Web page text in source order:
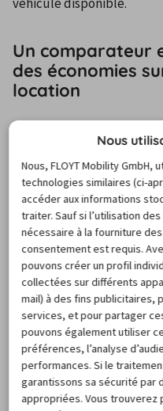
Un comparateur
des économies
location
Le site en ligne
comparateur d'offres de
rapide. En quelques clics
offres disponibles qui
recherches, aux meilleurs
répertoriées dans 170
bénéficier d'une infoline
ainsi que d'une
maximum avant la date
location.
FAQ
Nous
Nous, FLOYT Mobility
technologies similaires (ci-
accéder aux informations
traiter. Sauf si l’utilisation
nécessaire à la fourniture
consentement est requis.
pouvons créer un profil
collectées sur différents
mail) à des fins publicitaires,
services, et pour partager
pouvons également utiliser
préférences, l’analyse
performances. Si le
garantissons sa sécurité par
appropriées. Vous trouverez